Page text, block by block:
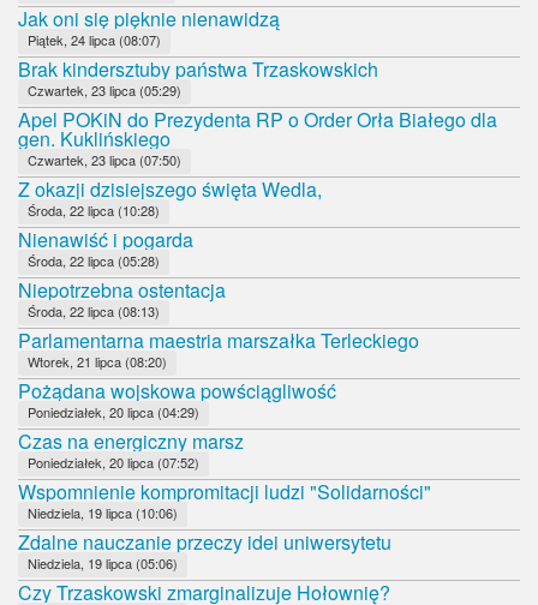
Jak oni się pięknie nienawidzą
Piątek, 24 lipca (08:07)
Brak kindersztuby państwa Trzaskowskich
Czwartek, 23 lipca (05:29)
Apel POKiN do Prezydenta RP o Order Orła Białego dla
gen. Kuklińskiego
Czwartek, 23 lipca (07:50)
Z okazji dzisiejszego święta Wedla,
Środa, 22 lipca (10:28)
Nienawiść i pogarda
Środa, 22 lipca (05:28)
Niepotrzebna ostentacja
Środa, 22 lipca (08:13)
Parlamentarna maestria marszałka Terleckiego
Wtorek, 21 lipca (08:20)
Pożądana wojskowa powściągliwość
Poniedziałek, 20 lipca (04:29)
Czas na energiczny marsz
Poniedziałek, 20 lipca (07:52)
Wspomnienie kompromitacji ludzi "Solidarności"
Niedziela, 19 lipca (10:06)
Zdalne nauczanie przeczy idei uniwersytetu
Niedziela, 19 lipca (05:06)
Czy Trzaskowski zmarginalizuje Hołownię?